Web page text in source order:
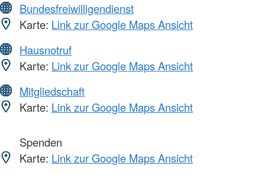
Bundesfreiwilligendienst
Karte: Link zur Google Maps Ansicht
Hausnotruf
Karte: Link zur Google Maps Ansicht
Mitgliedschaft
Karte: Link zur Google Maps Ansicht
Spenden
Karte: Link zur Google Maps Ansicht